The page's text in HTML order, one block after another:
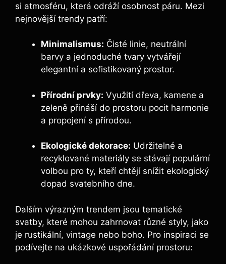
si atmosféru, která odráží osobnost páru. Mezi
nejnovější trendy patří:
Minimalismus: Čisté linie, neutrální
barvy a jednoduché tvary vytvářejí
elegantní a sofistikovaný prostor.
Přírodní prvky: Využití dřeva, kamene a
zeleně přináší do prostoru pocit harmonie
a propojení s přírodou.
Ekologické dekorace: Udržitelné a
recyklované materiály se stávají populární
volbou pro ty, kteří chtějí snížit ekologický
dopad svatebního dne.
Dalším výrazným trendem jsou tematické
svatby, které mohou zahrnovat různé styly, jako
je rustikální, vintage nebo boho. Pro inspiraci se
podívejte na ukázkové uspořádání prostoru: